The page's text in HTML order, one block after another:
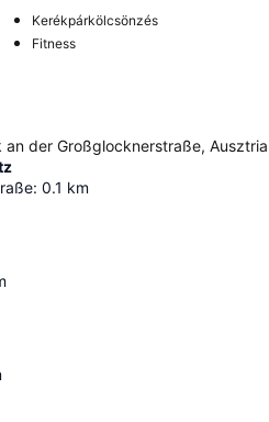
Kerékpárkölcsönzés
Fitness
der Großglocknerstraße, Ausztria
: 0.1 km